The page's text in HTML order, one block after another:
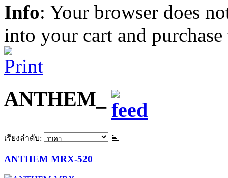
Info: Your browser does
into your cart and
ANTHEM_
เรียงลำดับ:
ANTHEM MRX-520